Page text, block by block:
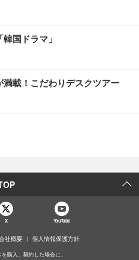
国ドラマ」
載！こだわりデスクツアー
X YouTube
社概要 個人情報保護方針
購入、契約した場合に、